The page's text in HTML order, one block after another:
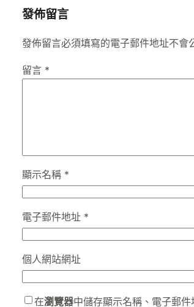
發佈留言
發佈留言必須填寫的電子郵件地址不會
留言 *
顯示名稱 *
電子郵件地址 *
個人網站網址
在瀏覽器中儲存顯示名稱、電子郵